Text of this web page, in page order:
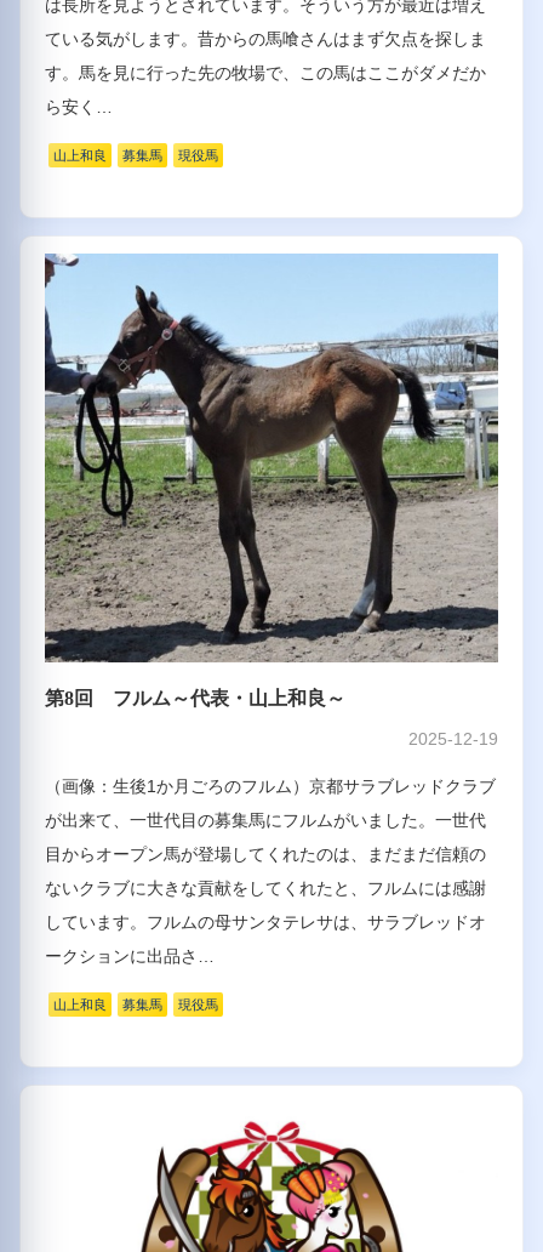
は長所を見ようとされています。そういう方が最近は増え
ている気がします。昔からの馬喰さんはまず欠点を探しま
す。馬を見に行った先の牧場で、この馬はここがダメだか
ら安く…
山上和良 募集馬 現役馬
第8回 フルム～代表・山上和良～
2025-12-19
（画像：生後1か月ごろのフルム）京都サラブレッドクラブ
が出来て、一世代目の募集馬にフルムがいました。一世代
目からオープン馬が登場してくれたのは、まだまだ信頼の
ないクラブに大きな貢献をしてくれたと、フルムには感謝
しています。フルムの母サンタテレサは、サラブレッドオ
ークションに出品さ…
山上和良 募集馬 現役馬